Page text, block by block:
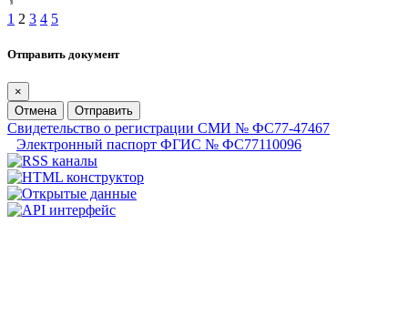
1 2 3 4 5
Отправить документ
×
Отмена
Отправить
Свидетельство о регистрации СМИ № ФС77-47467
Электронный паспорт ФГИС № ФС77110096